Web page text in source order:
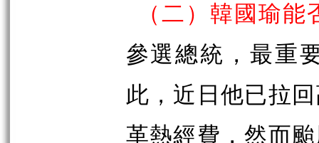
（二）韓國瑜
參選總統，最重
此，近日他已拉
革熱經費，然而